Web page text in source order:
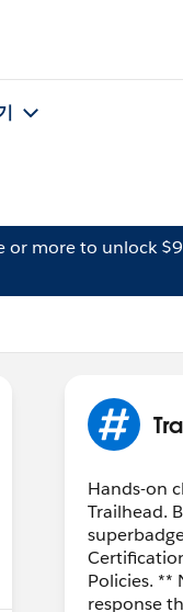
or more to unlock
Hands-on
Trailhead.
Policies. **
response